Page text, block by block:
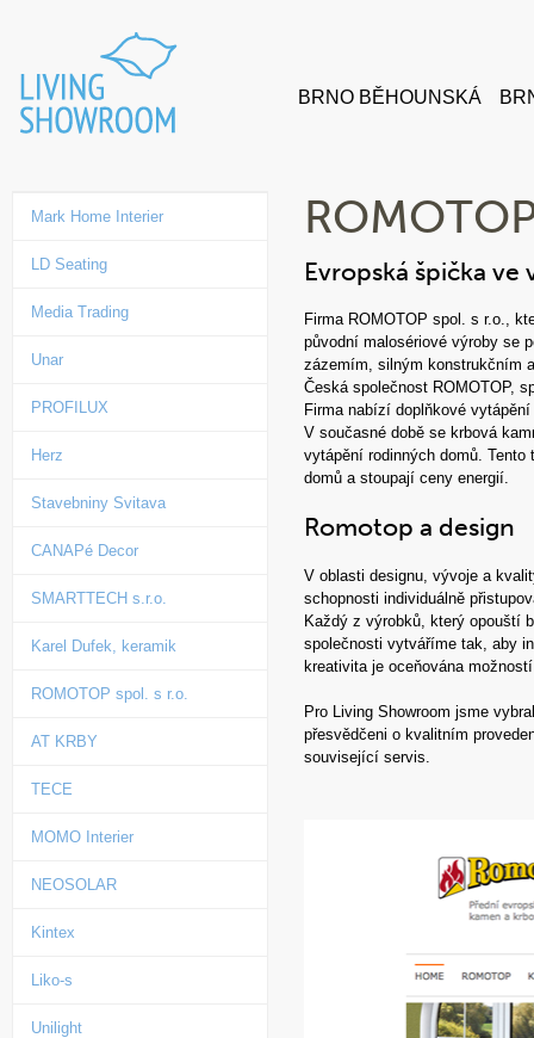
BRNO BĚHOUNSKÁ
Mark Home Interier
LD Seating
Media Trading
Unar
PROFILUX
Herz
Stavebniny Svitava
CANAPé Decor
SMARTTECH s.r.o.
Karel Dufek, keramik
ROMOTOP spol. s r.o.
AT KRBY
TECE
MOMO Interier
NEOSOLAR
Kintex
Liko-s
Unilight
Evropská špička ve
Firma ROMOTOP spol. s r.o.,
původní malosériové výroby se
zázemím, silným konstrukčním
Česká společnost ROMOTOP,
Firma nabízí doplňkové
V současné době se krbová
vytápění rodinných domů.
domů a stoupají ceny energií.
Romotop a design
V oblasti designu, vývoje a
schopnosti individuálně
Každý z výrobků, který opouští
společnosti vytváříme tak, aby
kreativita je oceňována
Pro Living Showroom jsme
přesvědčeni o kvalitním
související servis.